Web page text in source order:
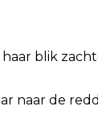
blik
naar de